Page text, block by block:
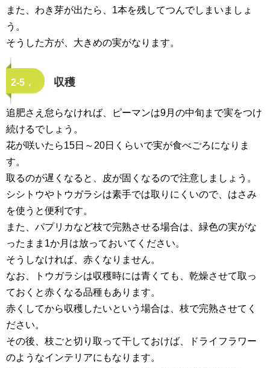
また、わき芽が出たら、1本を残してつんでしまいましょ
う。
そうした方が、大きめの実がなります。
2-5． 収穫
追肥さえ怠らなければ、ピーマンは9月の中旬まで実をつけ
続けるでしょう。
花が咲いたら15日～20日くらいで実が食べごろになりま
す。
取るのが遅くなると、皮が固くなるので注意しましょう。
シシトウやトウガラシは素手では取りにくいので、はさみ
を使うと便利です。
また、パプリカなど枝で完熟させる場合は、緑色の実がな
ったまま1か月は放っておいてください。
そうしなければ、赤くなりません。
なお、トウガラシは収穫時には青くても、乾燥させて取っ
ておくと赤くなる品種もあります。
赤くしてから収穫したいという場合は、枝で完熟させてく
ださい。
その後、枝ごと切り取って干しておけば、ドライフラワー
のようなインテリアにもなります。